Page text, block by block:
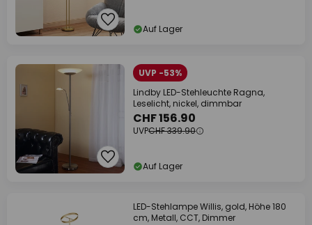
Auf Lager
UVP -53%
Lindby LED-Stehleuchte Ragna,
Leselicht, nickel, dimmbar
CHF 156.90
UVPCHF 339.90
Auf Lager
LED-Stehlampe Willis, gold, Höhe 180
cm, Metall, CCT, Dimmer